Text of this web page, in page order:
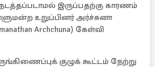
இருப்பதற்கு காரணம்
உறுப்பினர் அர்ச்சுனா
Archchuna) கேள்வி
குழுக் கூட்டம் நேற்று